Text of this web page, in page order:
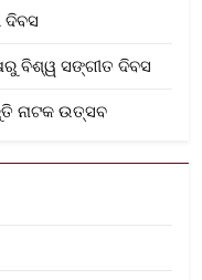
ଦିବସ
ବିଶ୍ୱ ସଙ୍ଗୀତ ଦିବସ
ନାଟକ ଉତ୍ସବ